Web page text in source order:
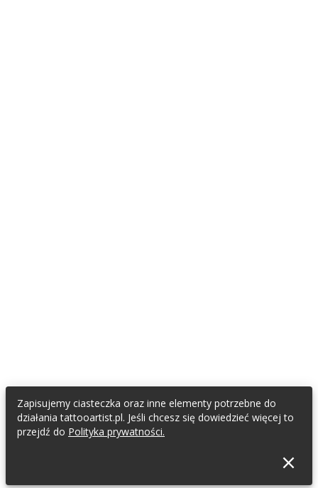
Zapisujemy ciasteczka oraz inne elementy potrzebne do
działania tattooartist.pl. Jeśli chcesz się dowiedzieć więcej to
przejdź do Polityka prywatności.